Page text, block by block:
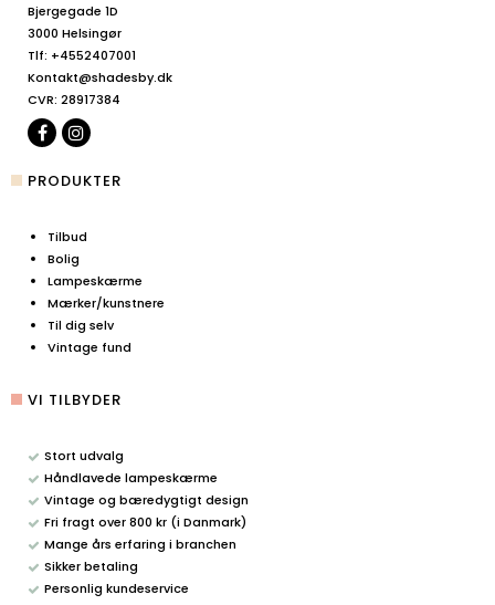
Bjergegade 1D
3000 Helsingør
Tlf: +4552407001
Kontakt@shadesby.dk
CVR: 28917384
PRODUKTER
Tilbud
Bolig
Lampeskærme
Mærker/kunstnere
Til dig selv
Vintage fund
VI TILBYDER
Stort udvalg
Håndlavede lampeskærme
Vintage og bæredygtigt design
Fri fragt over 800 kr (i Danmark)
Mange års erfaring i branchen
Sikker betaling
Personlig kundeservice